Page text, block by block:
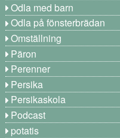
Odla med barn
Odla på fönsterbrädan
Omställning
Päron
Perenner
Persika
Persikaskola
Podcast
potatis